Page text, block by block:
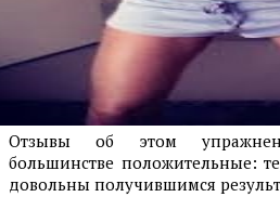
Отзывы об этом
большинстве положительные:
довольны получившимся